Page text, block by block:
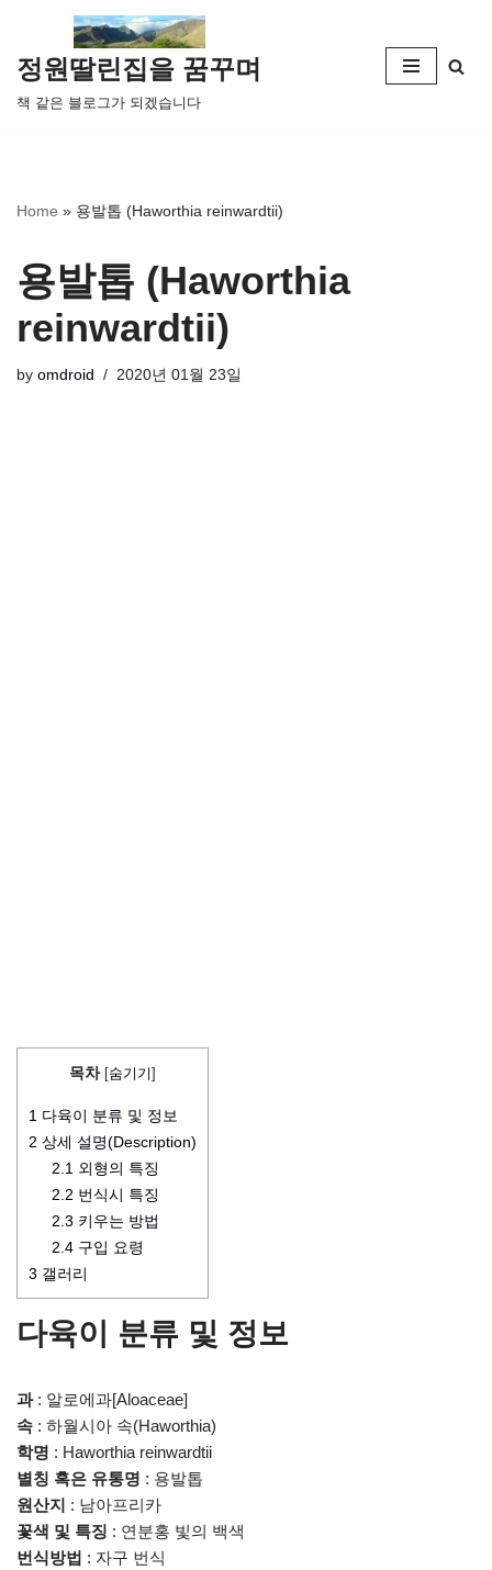
콘
텐
츠
뛰
정원딸린집을 꿈꾸며
책 같은 블로그가 되겠습니다
Home » 용발톱 (Haworthia reinwardtii)
용발톱 (Haworthia
reinwardtii)
by omdroid 2020년 01월 23일
목차 [숨기기]
1 다육이 분류 및 정보
2 상세 설명(Description)
2.1 외형의 특징
2.2 번식시 특징
2.3 키우는 방법
2.4 구입 요령
3 갤러리
다육이 분류 및 정보
과: 알로에과[Aloaceae]
속 : 하월시아 속(Haworthia)
학명 : Haworthia reinwardtii
별칭 혹은 유통명 : 용발톱
원산지 : 남아프리카
꽃색 및 특징 : 연분홍 빛의 백색
번식방법 : 자구 번식